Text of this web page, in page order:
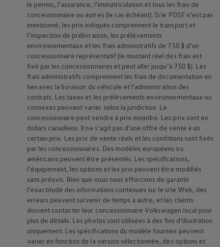
le permis, l’assurance, l’immatriculation et tous les frais de
concessionnaire ou autres (le cas échéant). Si le PDSF n’est pas
mentionné, les prix indiqués comprennent le transport et
l’inspection de prélivraison, les prélèvements
environnementaux et les frais administratifs de 750 $ d’un
concessionnaire représentatif (le montant réel des frais est
fixé par les concessionnaires et peut aller jusqu’à 750 $). Les
frais administratifs comprennent les frais de documentation en
lien avec la livraison du véhicule et l’administration des
contrats. Les taxes et les prélèvements environnementaux ou
connexes peuvent varier selon la juridiction. Le
concessionnaire peut vendre à prix moindre. Les prix sont en
dollars canadiens. Il ne s’agit pas d’une offre de vente à un
certain prix. Les prix de vente réels et les conditions sont fixés
par les concessionnaires. Des modèles européens ou
américains peuvent être présentés. Les spécifications,
l’équipement, les options et les prix peuvent être modifiés
sans préavis. Bien que nous nous efforcions de garantir
l’exactitude des informations contenues sur le site Web, des
erreurs peuvent survenir de temps à autre, et les clients
doivent contacter leur concessionnaire Volkswagen local pour
plus de détails. Les photos sont utilisées à des fins d’illustration
uniquement. Les spécifications du modèle fournies peuvent
varier en fonction de la version sélectionnée, des options et